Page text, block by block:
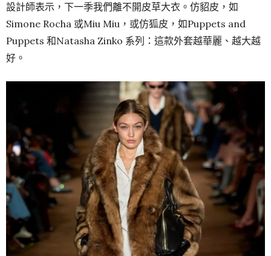
設計師表示，下一季我們離不開皮草大衣。仿貂皮，如
Simone Rocha 或Miu Miu，或仿狐皮，如Puppets and
Puppets 和Natasha Zinko 系列：這款外套越華麗、越大越
好。